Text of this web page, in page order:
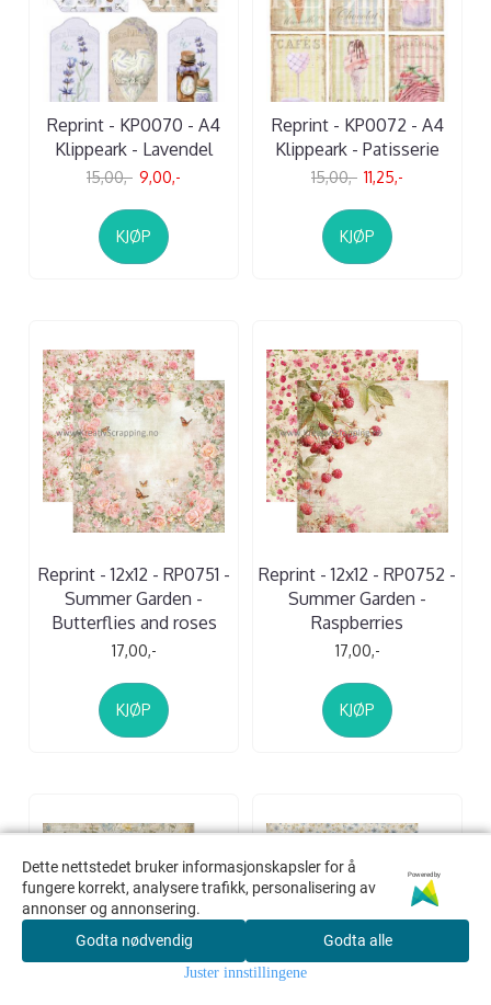
Reprint - KP0070 - A4
Klippeark - Lavendel
15,00,- 9,00,-
KJØP
Reprint - KP0072 - A4
Klippeark - Patisserie
15,00,- 11,25,-
KJØP
Reprint - 12x12 - RP0751 -
Summer Garden -
Butterflies and roses
17,00,-
KJØP
Reprint - 12x12 - RP0752 -
Summer Garden -
Raspberries
17,00,-
KJØP
Dette nettstedet bruker informasjonskapsler for å
fungere korrekt, analysere trafikk, personalisering av
annonser og annonsering.
Powered by
Godta nødvendig Godta alle
Juster innstillingene
Dette nettstedet bruker informasjonskapsler for å
fungere korrekt, analysere trafikk, personalisering av
annonser og annonsering.
Powered by
Godta nødvendig Godta alle
Juster innstillingene